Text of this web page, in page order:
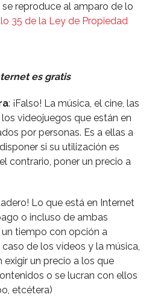
se reproduce al amparo de lo
35 de la Ley de Propiedad
es gratis
: ¡Falso! La música, el cine, las
videojuegos que están en
por personas. Es a ellas a
si su utilización es
contrario, poner un precio a
Lo que está en Internet
o incluso de ambas
tiempo con opción a
caso de los ví­deos y la música,
un precio a los que
o se lucran con ellos
etcétera)